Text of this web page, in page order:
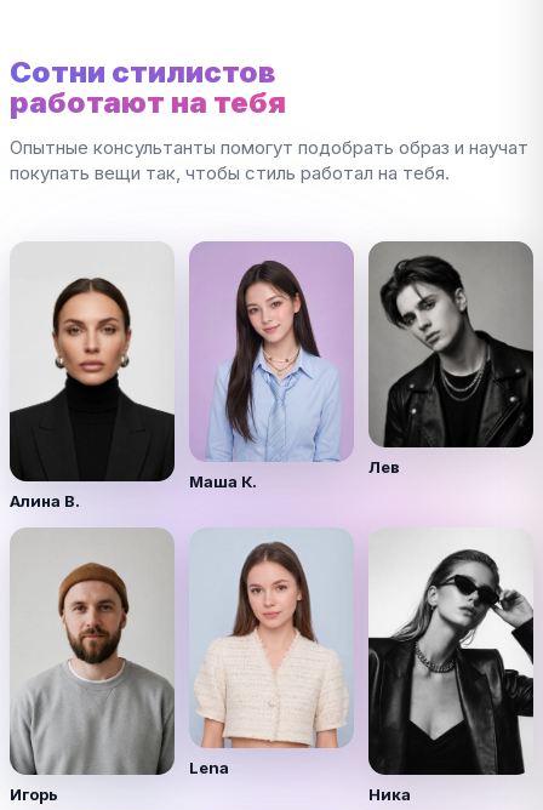
Сотни стилистов
работают на тебя
Опытные консультанты помогут подобрать образ и научат
покупать вещи так, чтобы стиль работал на тебя.
Алина В.
Маша К.
Лев
Игорь
Lena
Ника